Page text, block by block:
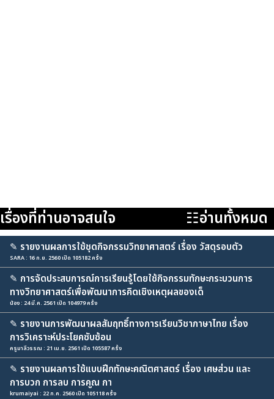
เรื่องที่ท่านอาจสนใจ ☷อ่านทั้งหมด
✎ รายงานผลการใช้ชุดกิจกรรมวิทยาศาสตร์ เรื่อง วัสดุรอบตัว
SARA : 16 ก.ย. 2560 เปิด 105182 ครั้ง
✎ การจัดประสบการณ์การเรียนรู้โดยใช้กิจกรรมทักษะกระบวนการ
ทางวิทยาศาสตร์เพื่อพัฒนาการคิดเชิงเหตุผลของเด็
น้อง : 24 มี.ค. 2561 เปิด 104979 ครั้ง
✎ รายงานการพัฒนาผลสัมฤทธิ์ทางการเรียนวิชาภาษาไทย เรื่อง
การวิเคราะห์ประโยคซับซ้อน
ครูมาลีวรรณ : 21 เม.ย. 2561 เปิด 105587 ครั้ง
✎ รายงานผลการใช้แบบฝึกทักษะคณิตศาสตร์ เรื่อง เศษส่วน และ
การบวก การลบ การคูณ กา
krumaiyai : 22 ก.ค. 2560 เปิด 105118 ครั้ง